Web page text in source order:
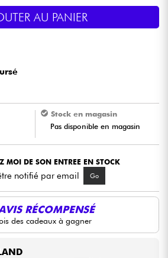
AU PANIER
Stock en magasin
Pas disponible en magasin
MOI DE SON ENTREE EN STOCK
notifié par email Go
RÉCOMPENSÉ
des cadeaux à gagner